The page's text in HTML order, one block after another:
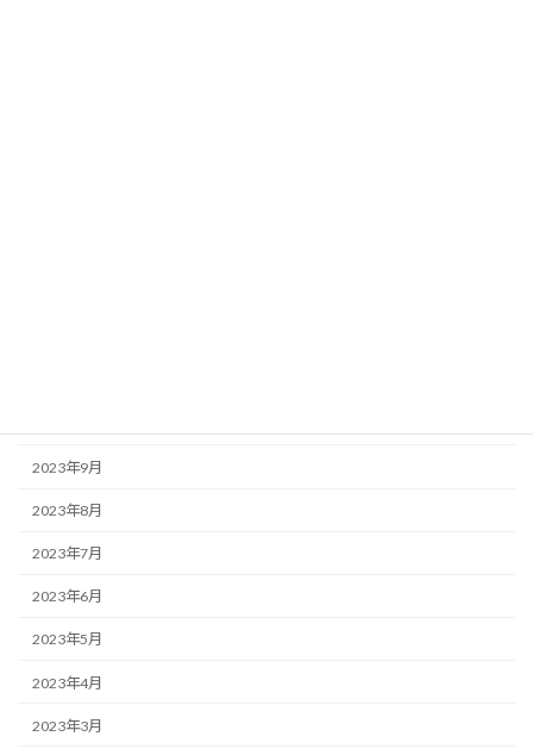
2023年9月
2023年8月
2023年7月
2023年6月
2023年5月
2023年4月
2023年3月